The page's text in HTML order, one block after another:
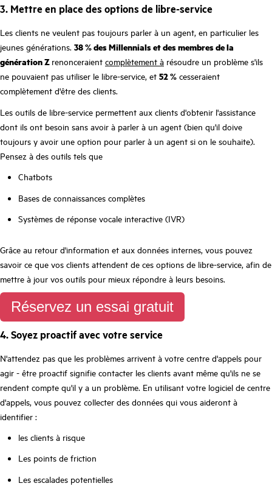
3. Mettre en place des options de libre-service
Les clients ne veulent pas toujours parler à un agent, en particulier les
jeunes générations. 38 % des Millennials et des membres de la
génération Z renonceraient complètement à résoudre un problème s'ils
ne pouvaient pas utiliser le libre-service, et 52 % cesseraient
complètement d'être des clients.
Les outils de libre-service permettent aux clients d'obtenir l'assistance
dont ils ont besoin sans avoir à parler à un agent (bien qu'il doive
toujours y avoir une option pour parler à un agent si on le souhaite).
Pensez à des outils tels que
Chatbots
Bases de connaissances complètes
Systèmes de réponse vocale interactive (IVR)
Grâce au retour d'information et aux données internes, vous pouvez
savoir ce que vos clients attendent de ces options de libre-service, afin de
mettre à jour vos outils pour mieux répondre à leurs besoins.
Réservez un essai gratuit
4. Soyez proactif avec votre service
N'attendez pas que les problèmes arrivent à votre centre d'appels pour
agir - être proactif signifie contacter les clients avant même qu'ils ne se
rendent compte qu'il y a un problème. En utilisant votre logiciel de centre
d'appels, vous pouvez collecter des données qui vous aideront à
identifier :
les clients à risque
Les points de friction
Les escalades potentielles